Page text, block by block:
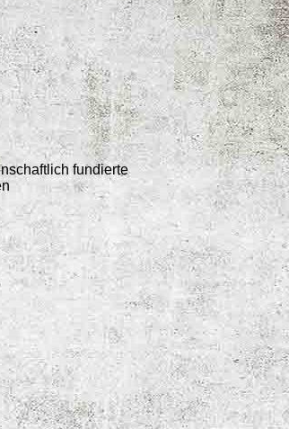
fundierte